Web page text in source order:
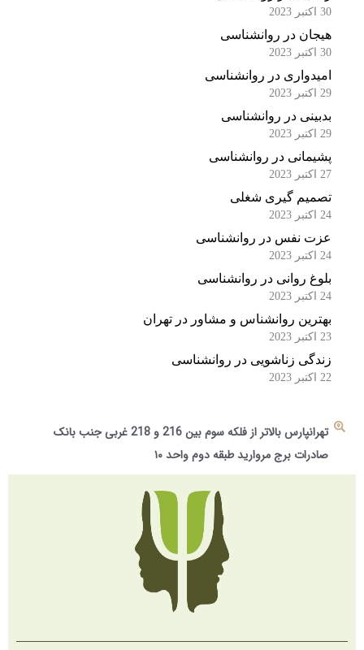
هیجان در روانشناسی
امیدواری در روانشناسی
بدبینی در روانشناسی
پشیمانی در روانشناسی
تصمیم گیری شغلی
عزت نفس در روانشناسی
بلوغ روانی در روانشناسی
بهترین روانشناس و مشاور در تهران
زندگی زناشویی در روانشناسی
تهرانپارس بالاتر از فلکه سوم بین 216 و 218 غربی جنب بانک
صادرات برج مروارید طبقه دوم واحد ۱۰